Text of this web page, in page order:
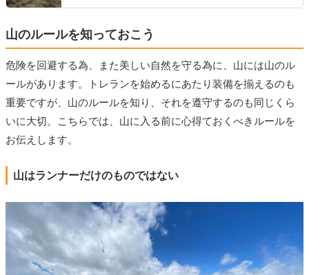
山のルールを知っておこう
危険を回避する為、また美しい自然を守る為に、山には山のル
ールがあります。トレランを始めるにあたり装備を揃えるのも
重要ですが、山のルールを知り、それを遵守するのも同じくら
いに大切。こちらでは、山に入る前に心得ておくべきルールを
お伝えします。
山はランナーだけのものではない